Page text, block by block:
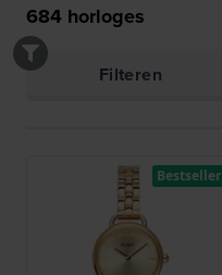
684 horloges
Filteren
Bestseller